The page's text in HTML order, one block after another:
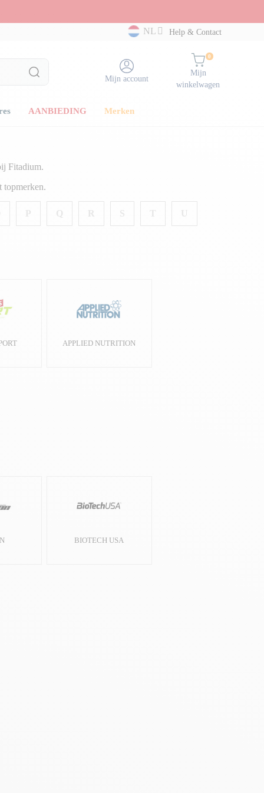
NL Help & Contact
Mijn account
0
Mijn
winkelwagen
AANBIEDING Merken
Fitadium.
topmerken.
P Q R S T U
APPLIED NUTRITION
BIOTECH USA